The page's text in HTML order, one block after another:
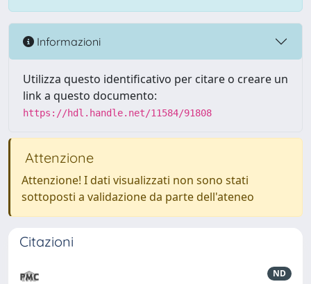
Informazioni
Utilizza questo identificativo per citare o creare un
link a questo documento:
https://hdl.handle.net/11584/91808
Attenzione
Attenzione! I dati visualizzati non sono stati
sottoposti a validazione da parte dell'ateneo
Citazioni
ND